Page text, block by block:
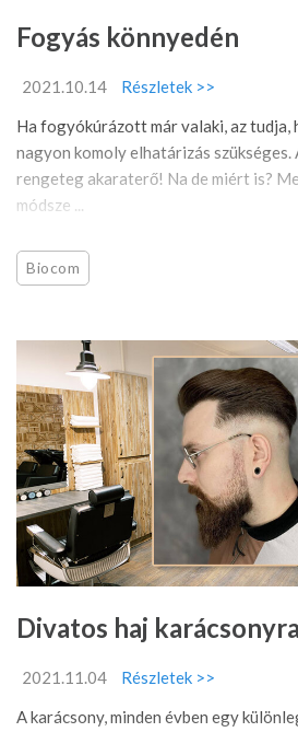
Fogyás könnyedén
2021.10.14
Részletek >>
Ha fogyókúrázott már valaki, az tudja,
nagyon komoly elhatárizás szükséges.
rengeteg akaraterő! Na de miért is?
módsze ...
Biocom
Divatos haj
2021.11.04
Részletek >>
A karácsony, minden évben egy